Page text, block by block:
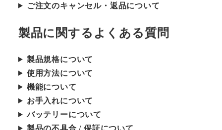
ご注文のキャンセル・返品について
製品に関するよくある質問
製品規格について
使用方法について
機能について
お手入れについて
バッテリーについて
製品の不具合 / 保証について